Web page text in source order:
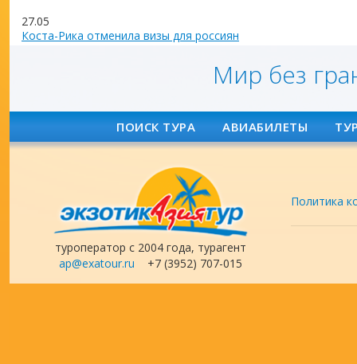
27.05
Коста-Рика отменила визы для россиян
Мир без
ПОИСК ТУРА АВИАБИЛЕТЫ
туроператор с 2004 года, турагент
ap@exatour.ru +7 (3952) 707-015
Политика